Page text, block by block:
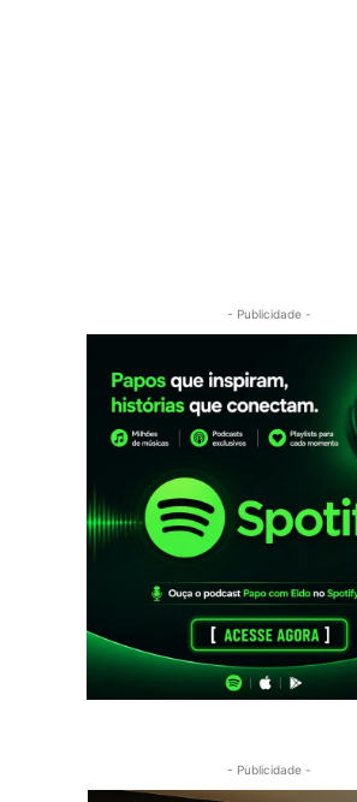
- Publicidade -
- Publicidade -